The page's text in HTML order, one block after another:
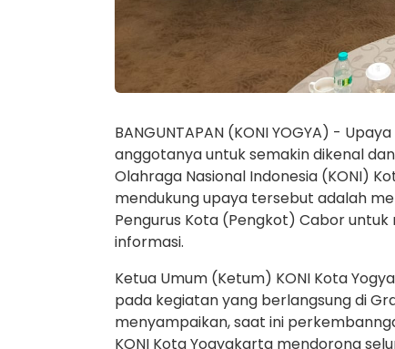
BANGUNTAPAN (KONI YOGYA) -
anggotanya untuk semakin dikenal
Olahraga Nasional Indonesia (KONI)
mendukung upaya tersebut adalah
Pengurus Kota (Pengkot) Cabor
informasi.
Ketua Umum (Ketum) KONI Kota
pada kegiatan yang berlangsung di
menyampaikan, saat ini
KONI Kota Yogyakarta mendorong